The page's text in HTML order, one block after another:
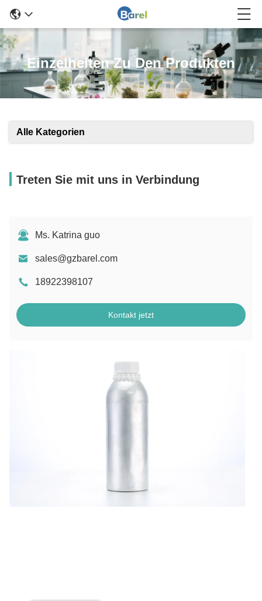
Einzelheiten Zu Den Produkten
Alle Kategorien
Treten Sie mit uns in Verbindung
Ms. Katrina guo
sales@gzbarel.com
18922398107
Kontakt jetzt